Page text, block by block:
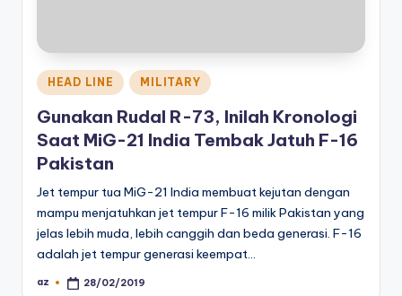
Posted
in
HEAD LINE MILITARY
Gunakan Rudal R-73, Inilah Kronologi
Saat MiG-21 India Tembak Jatuh F-16
Pakistan
Jet tempur tua MiG-21 India membuat kejutan dengan
mampu menjatuhkan jet tempur F-16 milik Pakistan yang
jelas lebih muda, lebih canggih dan beda generasi. F-16
adalah jet tempur generasi keempat…
Posted
az 28/02/2019